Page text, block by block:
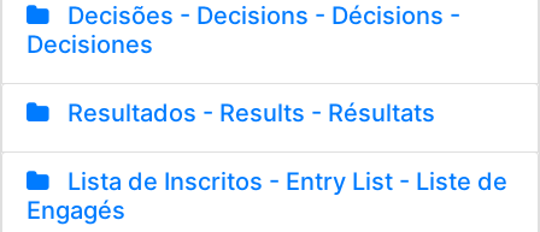
Decisões - Decisions - Décisions -
Decisiones
Resultados - Results - Résultats
Lista de Inscritos - Entry List - Liste de
Engagés